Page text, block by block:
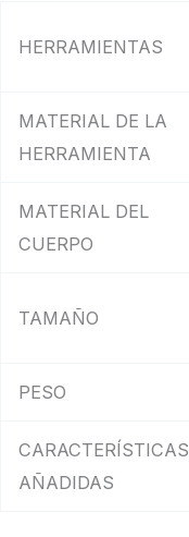
HERRAMIENTAS
MATERIAL DE LA
HERRAMIENTA
MATERIAL DEL
CUERPO
TAMAÑO
PESO
CARACTERÍSTICAS
AÑADIDAS